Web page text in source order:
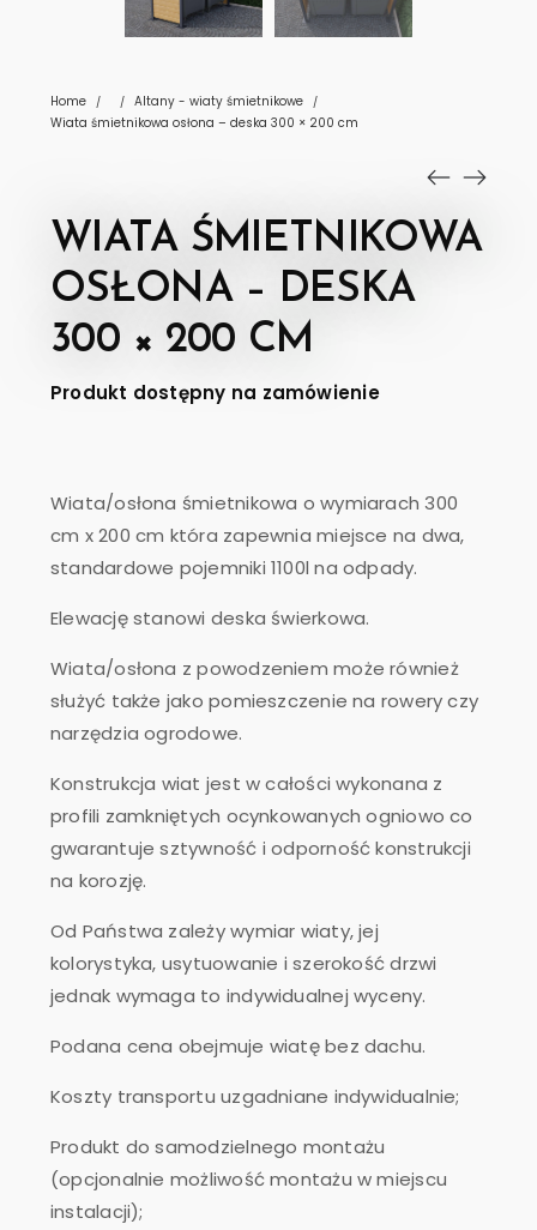
Home / / Altany - wiaty śmietnikowe /
Wiata śmietnikowa osłona – deska 300 × 200 cm
WIATA ŚMIETNIKOWA
OSŁONA – DESKA
300 × 200 CM
Produkt dostępny na zamówienie
Wiata/osłona śmietnikowa o wymiarach 300
cm x 200 cm która zapewnia miejsce na dwa,
standardowe pojemniki 1100l na odpady.
Elewację stanowi deska świerkowa.
Wiata/osłona z powodzeniem może również
służyć także jako pomieszczenie na rowery czy
narzędzia ogrodowe.
Konstrukcja wiat jest w całości wykonana z
profili zamkniętych ocynkowanych ogniowo co
gwarantuje sztywność i odporność konstrukcji
na korozję.
Od Państwa zależy wymiar wiaty, jej
kolorystyka, usytuowanie i szerokość drzwi
jednak wymaga to indywidualnej wyceny.
Podana cena obejmuje wiatę bez dachu.
Koszty transportu uzgadniane indywidualnie;
Produkt do samodzielnego montażu
(opcjonalnie możliwość montażu w miejscu
instalacji);